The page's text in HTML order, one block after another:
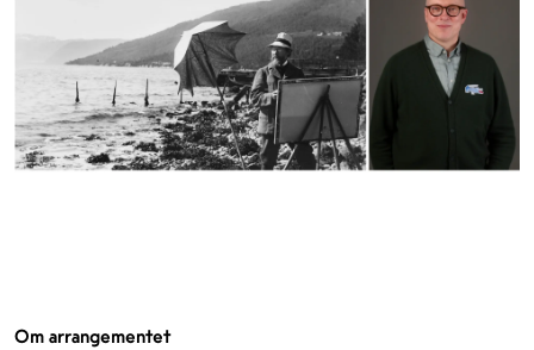
Om arrangementet